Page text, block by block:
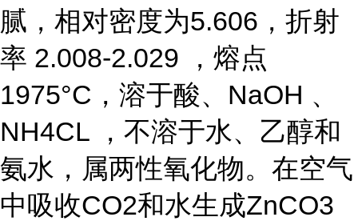
腻，相对密度为5.606，折射
率 2.008-2.029 ，熔点
1975°C，溶于酸、NaOH 、
NH4CL ，不溶于水、乙醇和
氨水，属两性氧化物。在空气
中吸收CO2和水生成ZnCO3